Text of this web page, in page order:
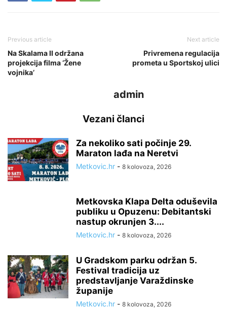
Previous article
Na Skalama II održana
projekcija filma ‘Žene
vojnika’
Next article
Privremena regulacija
prometa u Sportskoj ulici
admin
Vezani članci
Za nekoliko sati počinje 29.
Maraton lađa na Neretvi
Metkovic.hr - 8 kolovoza, 2026
Metkovska Klapa Delta oduševila
publiku u Opuzenu: Debitantski
nastup okrunjen 3....
Metkovic.hr - 8 kolovoza, 2026
U Gradskom parku održan 5.
Festival tradicija uz
predstavljanje Varaždinske
županije
Metkovic.hr - 8 kolovoza, 2026